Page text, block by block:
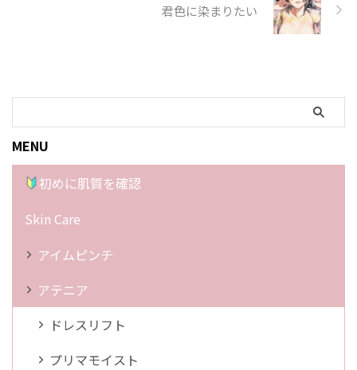
君色に染まりたい
MENU
初めに肌質を確認
Skin Care
アイムピンチ
アテニア
ドレスリフト
プリマモイスト